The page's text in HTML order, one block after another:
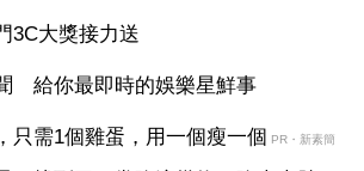
大獎接力送
給你最即時的娛樂星鮮事
只需1個雞蛋，用一個瘦一個 PR・新素簡